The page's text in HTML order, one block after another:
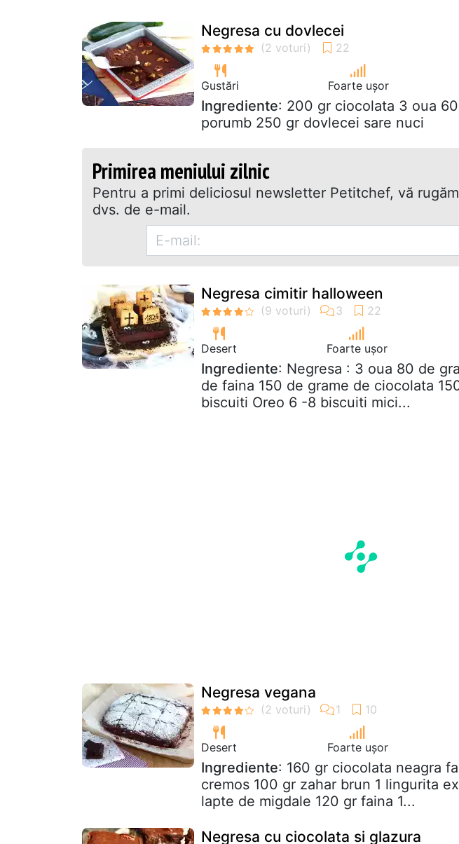
Negresa cu dovlecei
Gustări Foarte ușor
Ingrediente: 200 gr ciocolata 3 oua
porumb 250 gr dovlecei sare nuci
Primirea meniului zilnic
Pentru a primi deliciosul newsletter Petitchef, vă
dvs. de e-mail.
Negresa cimitir halloween
Desert Foarte ușor
Ingrediente: Negresa : 3 oua 80 de
de faina 150 de grame de ciocolata
biscuiti Oreo 6 -8 biscuiti mici...
Negresa vegana
Desert Foarte ușor
Ingrediente: 160 gr ciocolata neagra
cremos 100 gr zahar brun 1 lingurita
lapte de migdale 120 gr faina 1...
Negresa cu ciocolata si glazura